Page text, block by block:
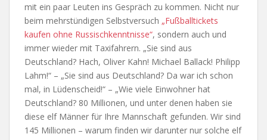
mit ein paar Leuten ins Gespräch zu kommen. Nicht nur
beim mehrstündigen Selbstversuch „Fußballtickets
kaufen ohne Russischkenntnisse“, sondern auch und
immer wieder mit Taxifahrern. „Sie sind aus
Deutschland? Hach, Oliver Kahn! Michael Ballack! Philipp
Lahm!“ – „Sie sind aus Deutschland? Da war ich schon
mal, in Lüdenscheid!“ – „Wie viele Einwohner hat
Deutschland? 80 Millionen, und unter denen haben sie
diese elf Männer für Ihre Mannschaft gefunden. Wir sind
145 Millionen – warum finden wir darunter nur solche elf